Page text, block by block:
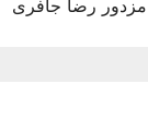
رضا جافری